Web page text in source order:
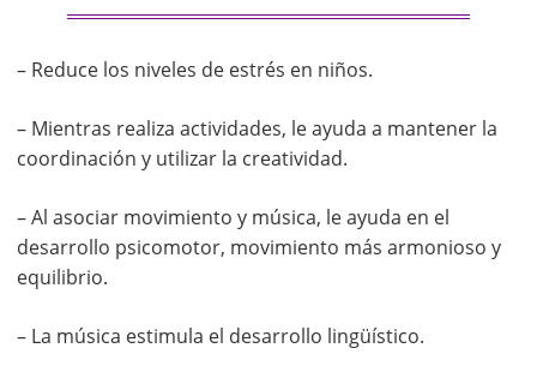
– Reduce los niveles de estrés en niños.
– Mientras realiza actividades, le ayuda a mantener la
coordinación y utilizar la creatividad.
– Al asociar movimiento y música, le ayuda en el
desarrollo psicomotor, movimiento más armonioso y
equilibrio.
– La música estimula el desarrollo lingüístico.